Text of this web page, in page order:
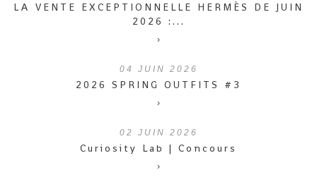
LA VENTE EXCEPTIONNELLE HERMÈS DE JUIN
2026 :...
›
04 JUIN 2026
2026 SPRING OUTFITS #3
›
02 JUIN 2026
Curiosity Lab | Concours
›